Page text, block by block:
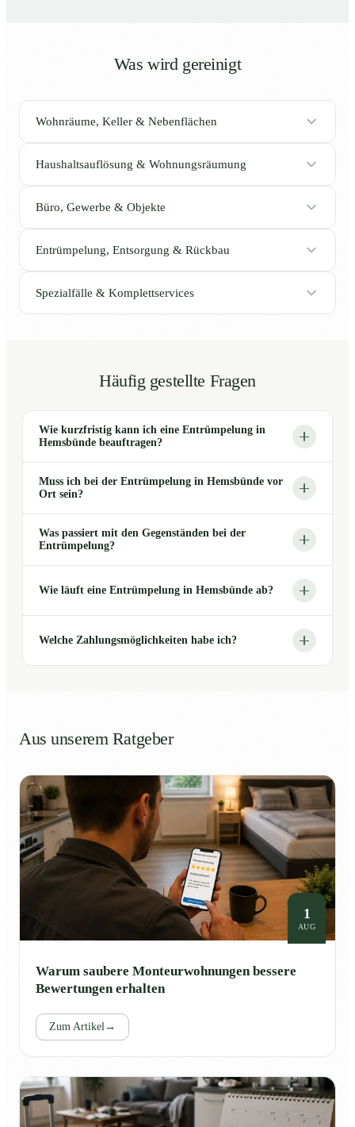
Was wird gereinigt
Wohnräume, Keller & Nebenflächen
Haushaltsauflösung & Wohnungsräumung
Büro, Gewerbe & Objekte
Entrümpelung, Entsorgung & Rückbau
Spezialfälle & Komplettservices
Häufig gestellte Fragen
Wie kurzfristig kann ich eine Entrümpelung in
Hemsbünde beauftragen?
Muss ich bei der Entrümpelung in Hemsbünde vor
Ort sein?
Was passiert mit den Gegenständen bei der
Entrümpelung?
Wie läuft eine Entrümpelung in Hemsbünde ab?
Welche Zahlungsmöglichkeiten habe ich?
Aus unserem Ratgeber
1
AUG
Warum saubere Monteurwohnungen bessere
Bewertungen erhalten
Zum Artikel→